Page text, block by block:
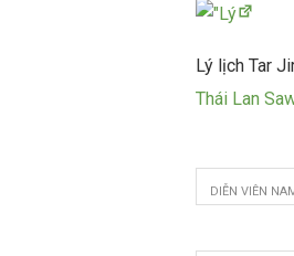
Lý lịch Tar
Thái Lan
DIỄN VIÊN